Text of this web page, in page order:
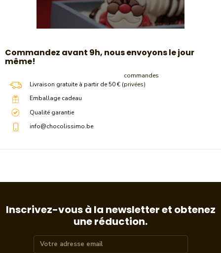
​Commandez avant 9h, nous envoyons le jour
même!
Livraison gratuite à partir de 50 € (
commandes
privées)
Emballage cadeau
Qualité garantie
info@chocolissimo.be
Inscrivez-vous à la newsletter et obtenez
une réduction.